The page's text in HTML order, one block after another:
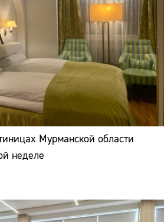
Мурманской области
неделе